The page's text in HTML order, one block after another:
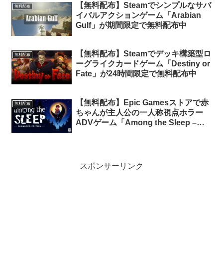
– CE」2タイトルが無料配布（Prime
会員限定）
無料配布
【無料配布】Steamでシンプルなサバ
イバルアクションゲーム「Arabian
Gulf」が期間限定で無料配布中
無料配布
【無料配布】Steamでデッキ構築型ロ
ーグライクカードゲーム「Destiny or
Fate」が24時間限定で無料配布中
無料配布
【無料配布】Epic Gamesストアで赤
ちゃんが主人公の一人称視点ホラー
ADVゲーム「Among the Sleep –
スポンサーリンク